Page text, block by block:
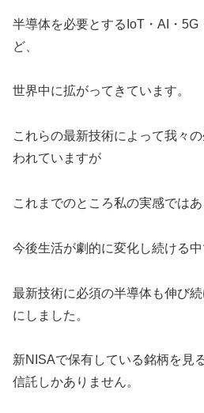
半導体を必要とするIoT・AI・5G
ど、
世界中に拡がってきています。
これらの最新技術によって我々
われていますが
これまでのところ私の実感では
今後生活が劇的に変化し続ける
最新技術に必須の半導体も伸び
にしました。
新NISAで保有している銘柄を見
信託しかありません。